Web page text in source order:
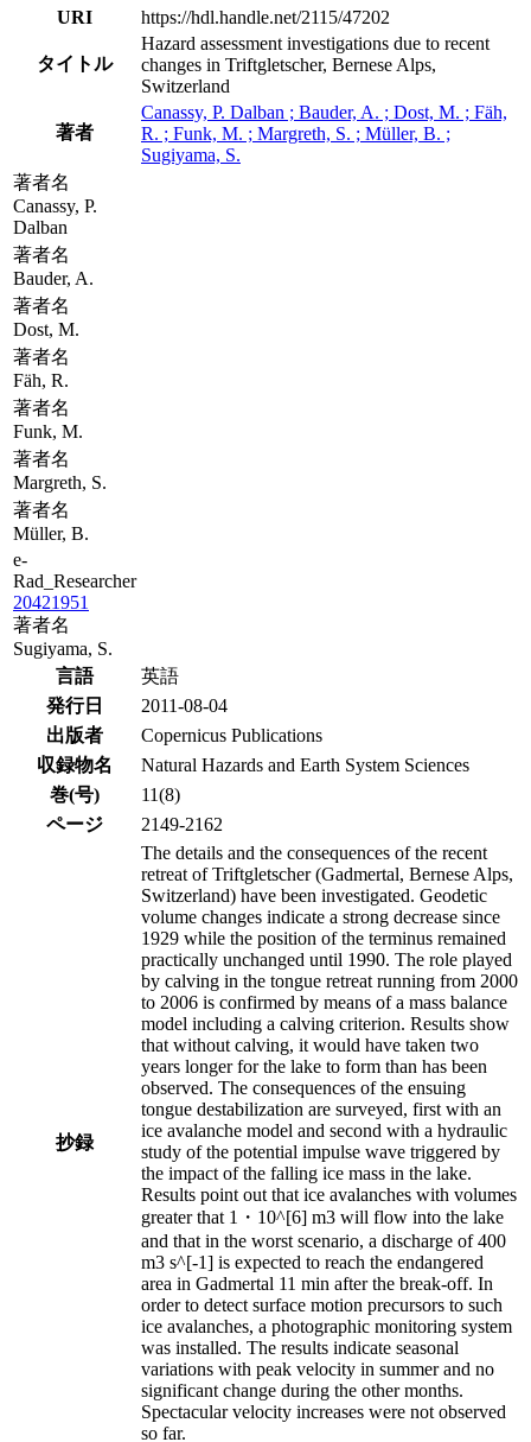
URI
https://hdl.handle.net/2115/47202
タイトル
Hazard assessment investigations due to recent
changes in Triftgletscher, Bernese Alps,
Switzerland
著者
Canassy, P. Dalban ; Bauder, A. ; Dost, M. ; Fäh,
R. ; Funk, M. ; Margreth, S. ; Müller, B. ;
Sugiyama, S.
著者名
Canassy, P.
Dalban
著者名
Bauder, A.
著者名
Dost, M.
著者名
Fäh, R.
著者名
Funk, M.
著者名
Margreth, S.
著者名
Müller, B.
e-
Rad_Researcher
20421951
著者名
Sugiyama, S.
言語
英語
発行日
2011-08-04
出版者
Copernicus Publications
収録物名
Natural Hazards and Earth System Sciences
巻(号)
11(8)
ページ
2149-2162
抄録
The details and the consequences of the recent
retreat of Triftgletscher (Gadmertal, Bernese Alps,
Switzerland) have been investigated. Geodetic
volume changes indicate a strong decrease since
1929 while the position of the terminus remained
practically unchanged until 1990. The role played
by calving in the tongue retreat running from 2000
to 2006 is confirmed by means of a mass balance
model including a calving criterion. Results show
that without calving, it would have taken two
years longer for the lake to form than has been
observed. The consequences of the ensuing
tongue destabilization are surveyed, first with an
ice avalanche model and second with a hydraulic
study of the potential impulse wave triggered by
the impact of the falling ice mass in the lake.
Results point out that ice avalanches with volumes
greater that 1・10^[6] m3 will flow into the lake
and that in the worst scenario, a discharge of 400
m3 s^[-1] is expected to reach the endangered
area in Gadmertal 11 min after the break-off. In
order to detect surface motion precursors to such
ice avalanches, a photographic monitoring system
was installed. The results indicate seasonal
variations with peak velocity in summer and no
significant change during the other months.
Spectacular velocity increases were not observed
so far.